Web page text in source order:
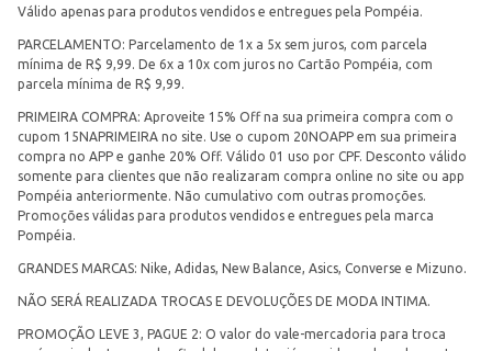
Válido apenas para produtos vendidos e entregues pela Pompéia.
PARCELAMENTO: Parcelamento de 1x a 5x sem juros, com parcela
mínima de R$ 9,99. De 6x a 10x com juros no Cartão Pompéia, com
parcela mínima de R$ 9,99.
PRIMEIRA COMPRA: Aproveite 15% Off na sua primeira compra com o
cupom 15NAPRIMEIRA no site. Use o cupom 20NOAPP em sua primeira
compra no APP e ganhe 20% Off. Válido 01 uso por CPF. Desconto válido
somente para clientes que não realizaram compra online no site ou app
Pompéia anteriormente. Não cumulativo com outras promoções.
Promoções válidas para produtos vendidos e entregues pela marca
Pompéia.
GRANDES MARCAS: Nike, Adidas, New Balance, Asics, Converse e Mizuno.
NÃO SERÁ REALIZADA TROCAS E DEVOLUÇÕES DE MODA INTIMA.
PROMOÇÃO LEVE 3, PAGUE 2: O valor do vale-mercadoria para troca